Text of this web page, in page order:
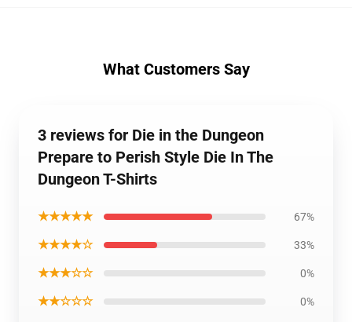
What Customers Say
3 reviews for Die in the Dungeon
Prepare to Perish Style Die In The
Dungeon T-Shirts
★★★★★ 67%
★★★★☆ 33%
★★★☆☆ 0%
★★☆☆☆ 0%